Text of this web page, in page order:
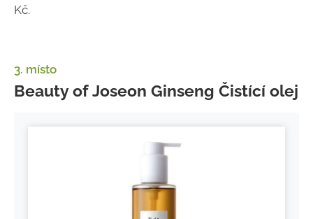
Kč.
3. místo
Beauty of Joseon Ginseng Čistící olej